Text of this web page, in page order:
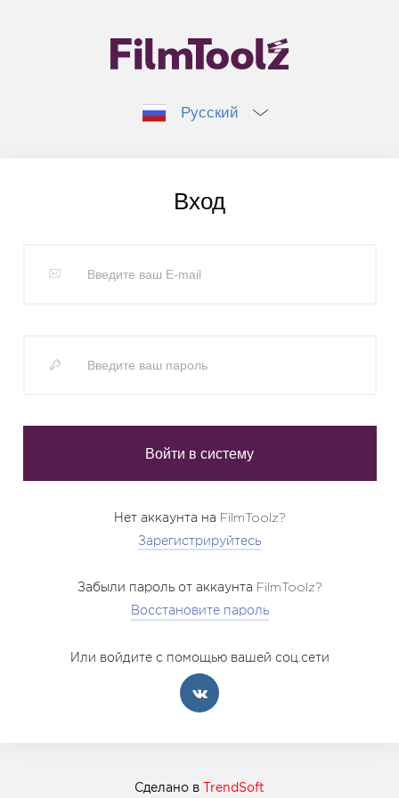
Русский
Вход
Нет аккаунта на FilmToolz?
Зарегистрируйтесь
Забыли пароль от аккаунта FilmToolz?
Восстановите пароль
Или войдите с помощью вашей соц.сети
Сделано в TrendSoft